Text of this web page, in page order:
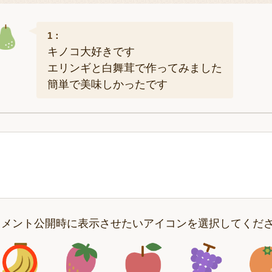
1：
キノコ大好きです
エリンギと白舞茸で作ってみました
簡単で美味しかったです
ント公開時に表示させたいアイコンを選択してくだ
アイコン1 アイコン2 アイコン3 アイコ